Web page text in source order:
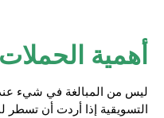
أهمية الحملات
ليس من المبالغة في شيء عند
التسويقية إذا أردت أن تسطر